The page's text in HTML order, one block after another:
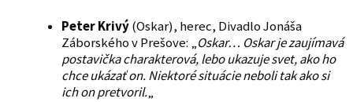
Peter Krivý(Oskar), herec, Divadlo Jonáša
Záborského v Prešove: „Oskar… Oskar je zaujímavá
postavička charakterová, lebo ukazuje svet, ako ho
chce ukázať on. Niektoré situácie neboli tak ako si
ich on pretvoril.„